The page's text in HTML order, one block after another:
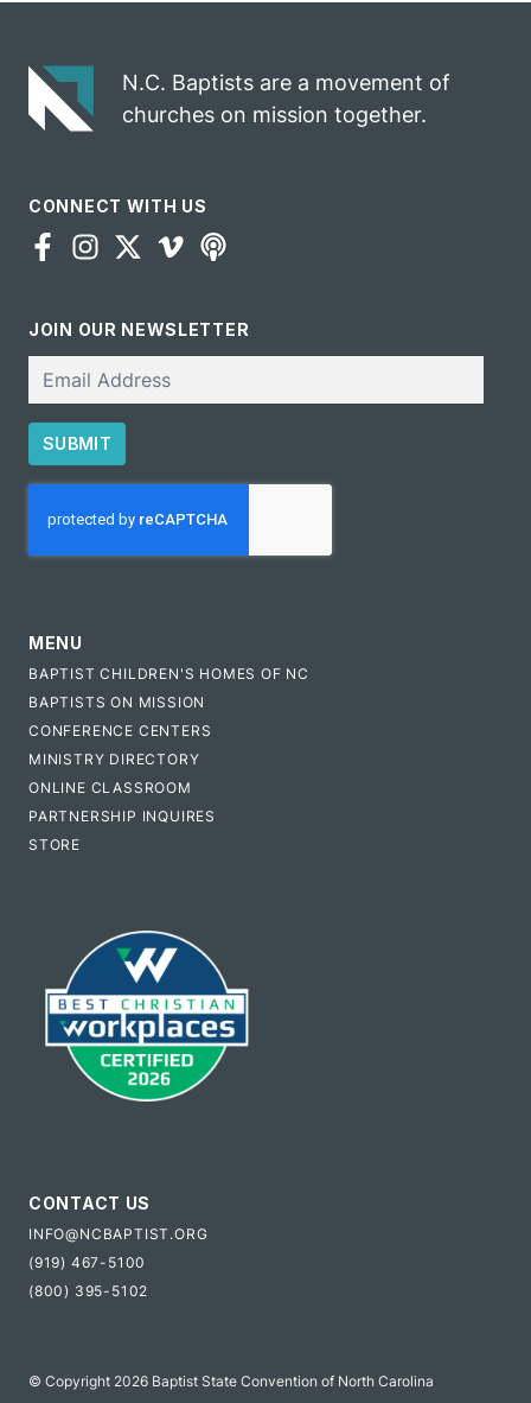
N.C. Baptists are a movement of
churches on mission together.
CONNECT WITH US
JOIN OUR NEWSLETTER
SUBMIT
MENU
BAPTIST CHILDREN'S HOMES OF NC
BAPTISTS ON MISSION
CONFERENCE CENTERS
MINISTRY DIRECTORY
ONLINE CLASSROOM
PARTNERSHIP INQUIRES
STORE
CONTACT US
INFO@NCBAPTIST.ORG
(919) 467-5100
(800) 395-5102
© Copyright 2026 Baptist State Convention of North Carolina